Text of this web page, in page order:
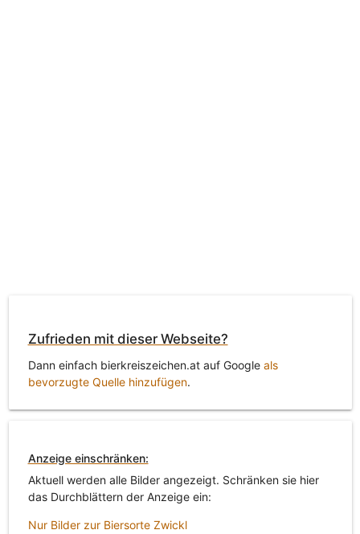
Zufrieden mit dieser Webseite?
Dann einfach bierkreiszeichen.at auf Google als
bevorzugte Quelle hinzufügen.
Anzeige einschränken:
Aktuell werden alle Bilder angezeigt. Schränken sie hier
das Durchblättern der Anzeige ein:
Nur Bilder zur Biersorte Zwickl